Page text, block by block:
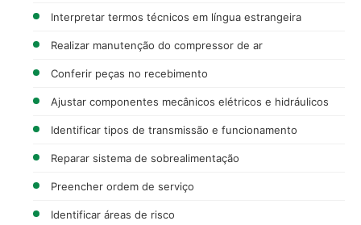
Interpretar termos técnicos em língua estrangeira
Realizar manutenção do compressor de ar
Conferir peças no recebimento
Ajustar componentes mecânicos elétricos e hidráulicos
Identificar tipos de transmissão e funcionamento
Reparar sistema de sobrealimentação
Preencher ordem de serviço
Identificar áreas de risco